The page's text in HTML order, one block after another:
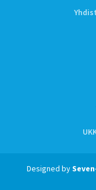
Designed by